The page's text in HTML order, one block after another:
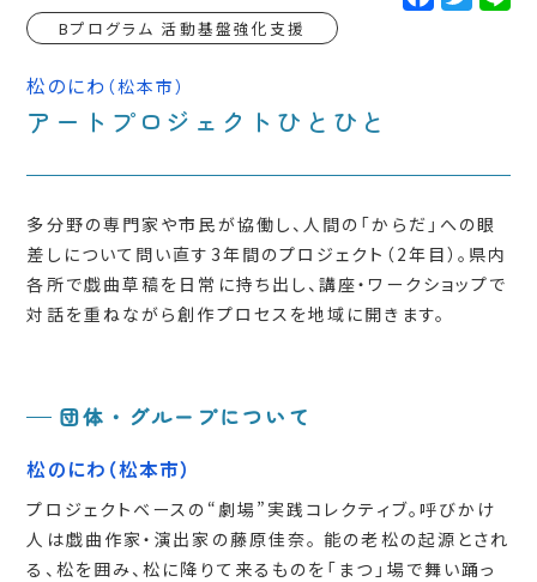
a w i
Bプログラム 活動基盤強化支援
松のにわ （松本市）
アートプロジェクトひとひと
多分野の専門家や市民が協働し、人間の「からだ」への眼
差しについて問い直す3年間のプロジェクト（2年目）。県内
各所で戯曲草稿を日常に持ち出し、講座・ワークショップで
対話を重ねながら創作プロセスを地域に開きます。
団体・グループについて
松のにわ （松本市）
プロジェクトベースの“劇場”実践コレクティブ。呼びかけ
人は戯曲作家・演出家の藤原佳奈。 能の老松の起源とされ
る、松を囲み、松に降りて来るものを「まつ」場で舞い踊っ